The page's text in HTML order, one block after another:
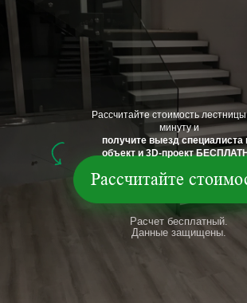
Рассчитайте
Расчет бесплатный.
Данные защищены.
Рассчитайте стоимость
минуту и
получите выезд специалиста
объект и 3D-проект